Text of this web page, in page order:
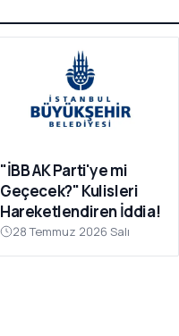
"İBB AK Parti'ye mi
Geçecek?" Kulisleri
Hareketlendiren İddia!
28 Temmuz 2026 Salı